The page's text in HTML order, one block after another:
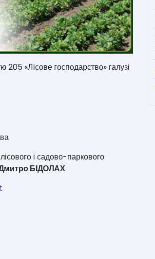
«Лісове господарство» галузі
і садово-паркового
БІДОЛАХ